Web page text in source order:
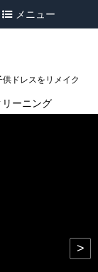
ドレスをリメイク
メニュー
ーニング
>